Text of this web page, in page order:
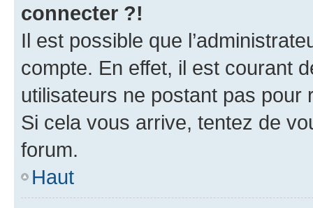
connecter ?!
Il est possible que
compte. En effet, il est courant
utilisateurs ne postant pas pour
Si cela vous arrive, tentez de
forum.
Haut